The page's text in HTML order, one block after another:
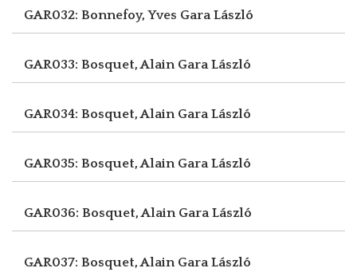
GAR032: Bonnefoy, Yves Gara László
GAR033: Bosquet, Alain Gara László
GAR034: Bosquet, Alain Gara László
GAR035: Bosquet, Alain Gara László
GAR036: Bosquet, Alain Gara László
GAR037: Bosquet, Alain Gara László